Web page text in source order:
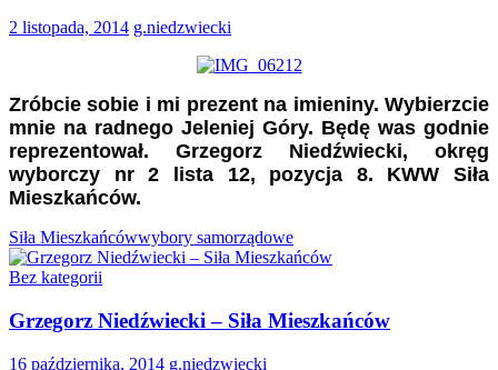
2 listopada, 2014 g.niedzwiecki
Zróbcie sobie i mi prezent na imieniny. Wybierzcie
mnie na radnego Jeleniej Góry. Będę was godnie
reprezentował. Grzegorz Niedźwiecki, okręg
wyborczy nr 2 lista 12, pozycja 8. KWW Siła
Mieszkańców.
Siła Mieszkańcówwybory samorządowe
Bez kategorii
Grzegorz Niedźwiecki – Siła Mieszkańców
16 października, 2014 g.niedzwiecki